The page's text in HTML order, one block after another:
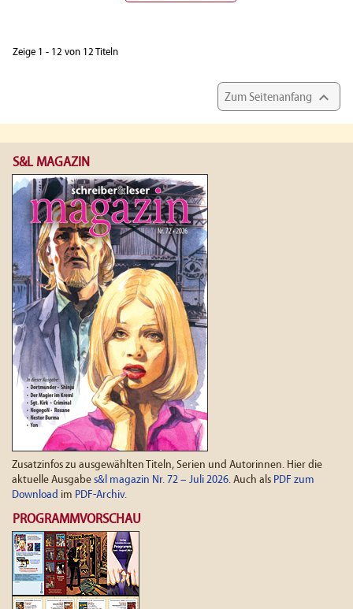
Zeige 1 - 12 von 12 Titeln
Zum Seitenanfang 
S&L MAGAZIN
Zusatzinfos zu ausgewählten Titeln, Serien und Autorinnen. Hier die
aktuelle Ausgabe s&l magazin Nr. 72 – Juli 2026. Auch als PDF zum
Download im PDF-Archiv.
PROGRAMMVORSCHAU